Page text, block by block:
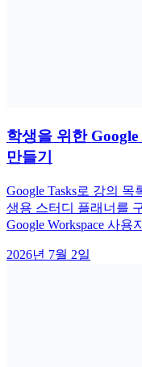
학생을 위한
만들기
Google Tasks로 강의
생용 스터디 플래너를
Google Workspace 사
2026년 7월 2일